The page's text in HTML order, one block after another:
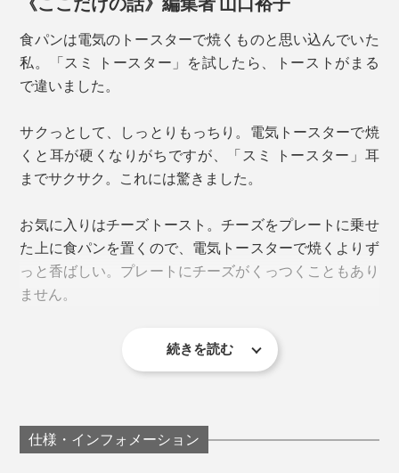
晩酌タイムにも、重宝。
蓄熱性が高いので、買ってきた揚げ物を温め直して、プ
レートごと食卓に並べれば、熱々をキープ。
でOK。表面がフッ素加工済みなので、食材がくっつく
ことなく、汚れもスルンと落とすことができます。（食
洗機は不可）
ことがありません。
長持ちのコツは4つ。
バーベキューで焼いた肉が、家で焼くよりおいしいの
は、炭火の遠赤外線のおかげ。ならば、カーボンの上で
早速、バーベキュープレートを作って焼いてみたら、う
食パンは電気のトースターで焼くものと思い込んでいた
私。「スミ トースター」を試したら、トーストがまる
で違いました。
サクっとして、しっとりもっちり。電気トースターで焼
くと耳が硬くなりがちですが、「スミ トースター」耳
までサクサク。これには驚きました。
お気に入りはチーズトースト。チーズをプレートに乗せ
た上に食パンを置くので、電気トースターで焼くよりず
っと香ばしい。プレートにチーズがくっつくこともあり
ません。
続きを読む
仕様・インフォメーション